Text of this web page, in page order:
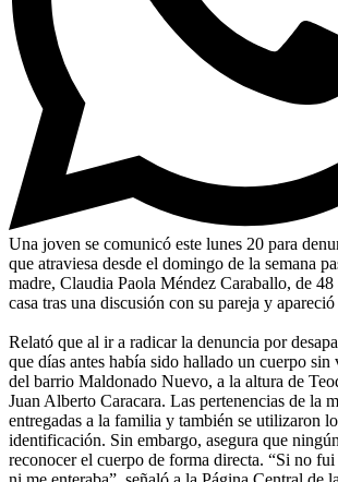
Una joven se comunicó este lunes 20 para
que atraviesa desde el domingo de la semana
madre, Claudia Paola Méndez Caraballo, de 48
casa tras una discusión con su pareja y
Relató que al ir a radicar la denuncia por
que días antes había sido hallado un cuerpo sin
del barrio Maldonado Nuevo, a la altura de
Juan Alberto Caracara. Las pertenencias de la
entregadas a la familia y también se utilizaron
identificación. Sin embargo, asegura que
reconocer el cuerpo de forma directa. “Si no